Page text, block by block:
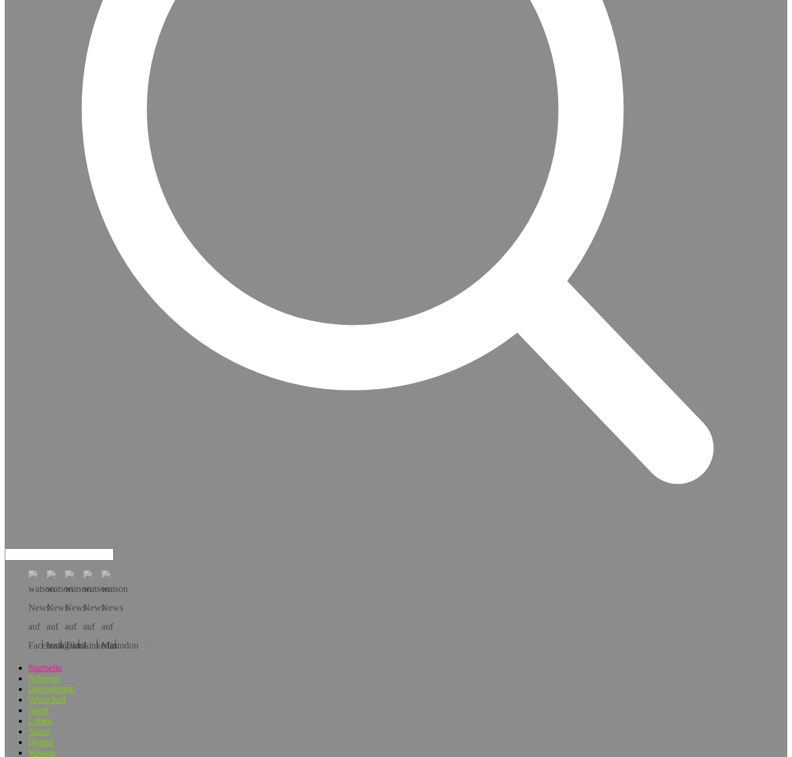
Hol dir die App!
Startseite
Schweiz
International
Wirtschaft
Sport
Leben
Spass
Digital
Wissen